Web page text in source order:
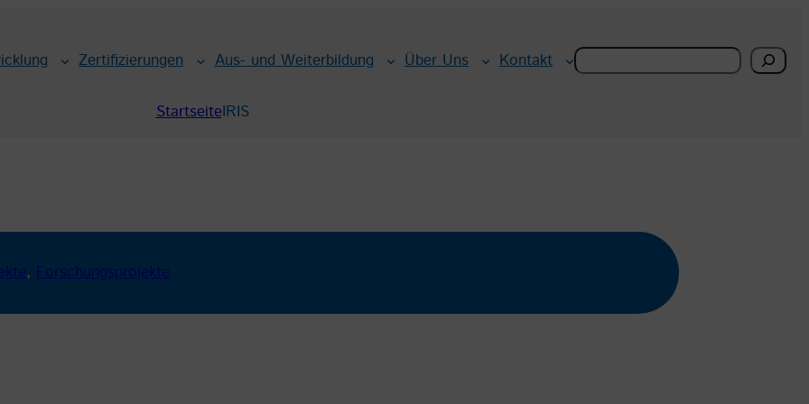
Zertifizierungen Aus- und Weiterbildung Über Uns Kontakt Search
StartseiteIRIS
, Forschungsprojekte